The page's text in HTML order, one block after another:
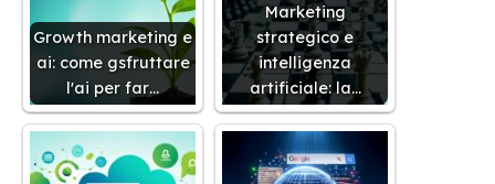
Growth marketing e
ai: come gsfruttare
l'ai per far…
Marketing
strategico e
intelligenza
artificiale: la…